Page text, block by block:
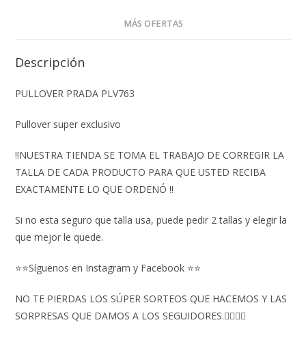
MÁS OFERTAS
Descripción
PULLOVER PRADA PLV763
Pullover super exclusivo
‼️NUESTRA TIENDA SE TOMA EL TRABAJO DE CORREGIR LA
TALLA DE CADA PRODUCTO PARA QUE USTED RECIBA
EXACTAMENTE LO QUE ORDENÓ ‼️
Si no esta seguro que talla usa, puede pedir 2 tallas y elegir la
que mejor le quede.
⭐⭐Síguenos en Instagram y Facebook ⭐⭐
NO TE PIERDAS LOS SÚPER SORTEOS QUE HACEMOS Y LAS
SORPRESAS QUE DAMOS A LOS SEGUIDORES.👇🏻👇🏻